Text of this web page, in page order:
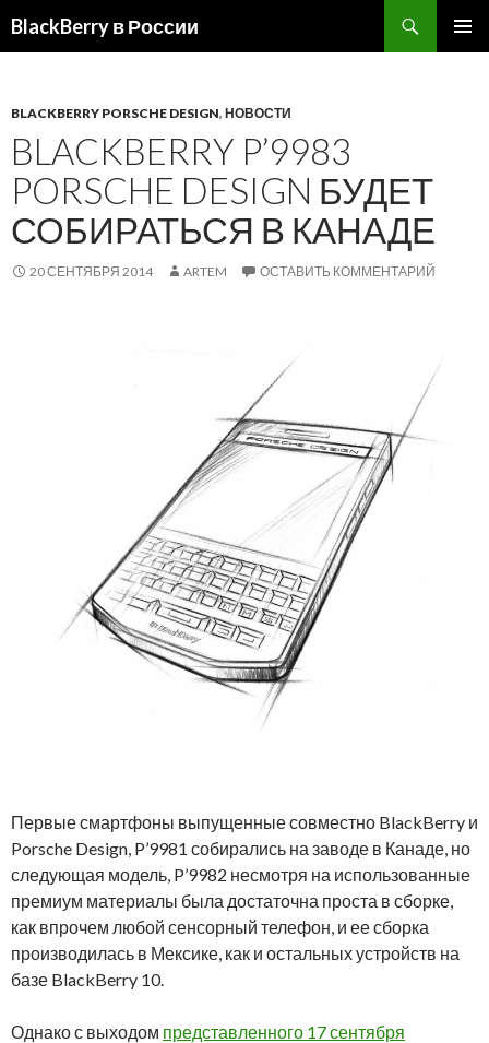
BlackBerry в России
BLACKBERRY PORSCHE DESIGN, НОВОСТИ
BLACKBERRY P’9983
PORSCHE DESIGN БУДЕТ
СОБИРАТЬСЯ В КАНАДЕ
20 СЕНТЯБРЯ 2014 ARTEM ОСТАВИТЬ КОММЕНТАРИЙ
Первые смартфоны выпущенные совместно BlackBerry и
Porsche Design, P’9981 собирались на заводе в Канаде, но
следующая модель, P’9982 несмотря на использованные
премиум материалы была достаточна проста в сборке,
как впрочем любой сенсорный телефон, и ее сборка
производилась в Мексике, как и остальных устройств на
базе BlackBerry 10.
Однако с выходом представленного 17 сентября